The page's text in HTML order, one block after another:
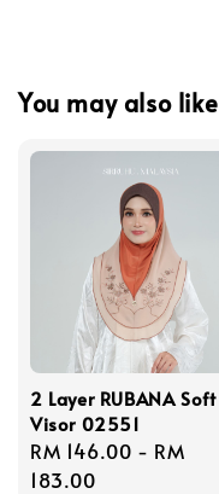
You may also like
2 Layer RUBANA Soft
Visor 02551
Regular
price
RM 146.00 - RM
183.00